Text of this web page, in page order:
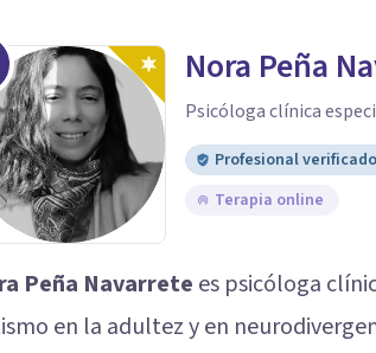
Nora Peña
Psicóloga clínica
Profesional verificado
Terapia online
Peña Navarrete es psicóloga
en la adultez y en